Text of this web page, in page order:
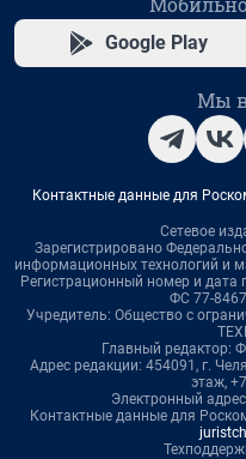
Google Play
Мы в
Контактные данные для
Сетевое
Зарегистрировано
информационных технологий и
Регистрационный номер и
ФС 77-
Учредитель: Общество с
Главный редактор:
Адрес редакции: 454091, г.
этаж,
Электронный
Контактные данные для